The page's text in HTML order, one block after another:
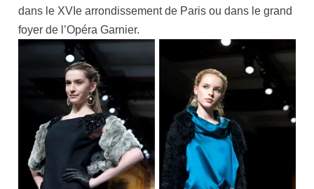
dans le XVIe arrondissement de Paris ou dans le grand
foyer de l’Opéra Garnier.